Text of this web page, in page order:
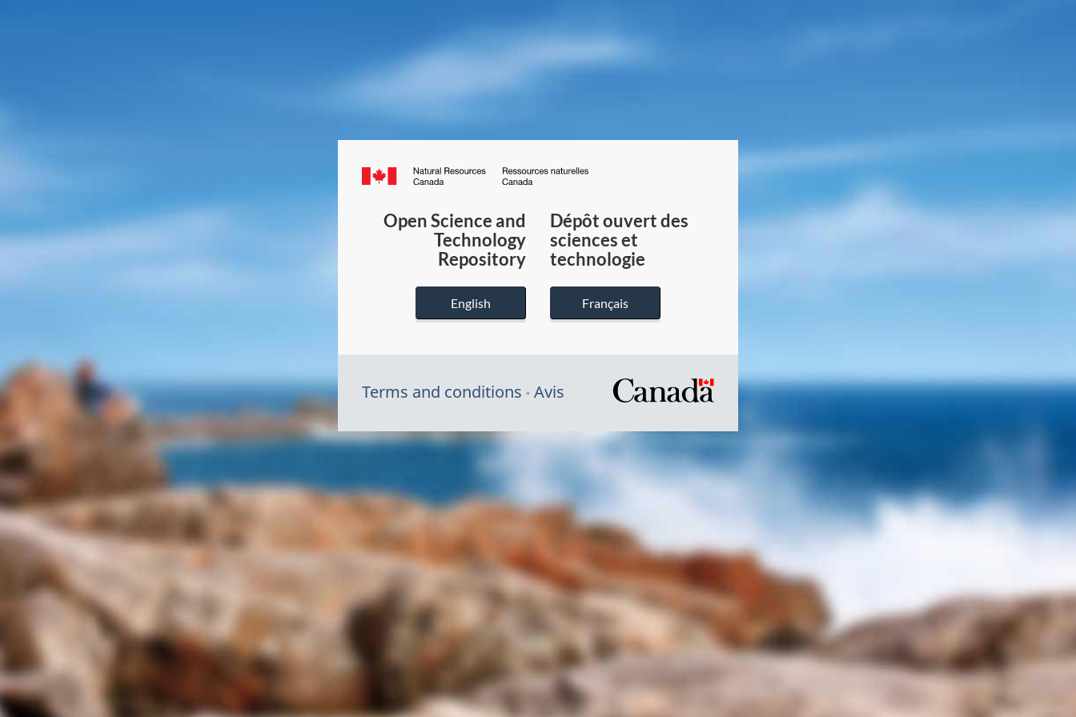
Canada.ca
du
Canada
Open Science and
Technology
Repository
English
Dépôt ouvert des
sciences et
technologie
Français
Terms and conditions Avis
/
gouvernement